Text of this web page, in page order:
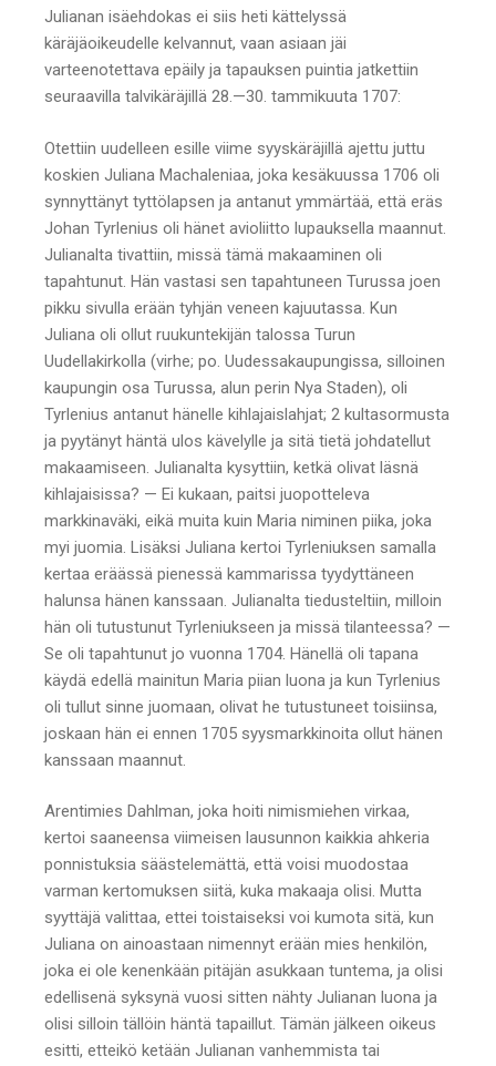
Julianan isäehdokas ei siis heti kättelyssä
käräjäoikeudelle kelvannut, vaan asiaan jäi
varteenotettava epäily ja tapauksen puintia jatkettiin
seuraavilla talvikäräjillä 28.—30. tammikuuta 1707:
Otettiin uudelleen esille viime syyskäräjillä ajettu juttu
koskien Juliana Machaleniaa, joka kesäkuussa 1706 oli
synnyttänyt tyttölapsen ja antanut ymmärtää, että eräs
Johan Tyrlenius oli hänet avioliitto lupauksella maannut.
Julianalta tivattiin, missä tämä makaaminen oli
tapahtunut. Hän vastasi sen tapahtuneen Turussa joen
pikku sivulla erään tyhjän veneen kajuutassa. Kun
Juliana oli ollut ruukuntekijän talossa Turun
Uudellakirkolla (virhe; po. Uudessakaupungissa, silloinen
kaupungin osa Turussa, alun perin Nya Staden), oli
Tyrlenius antanut hänelle kihlajaislahjat; 2 kultasormusta
ja pyytänyt häntä ulos kävelylle ja sitä tietä johdatellut
makaamiseen. Julianalta kysyttiin, ketkä olivat läsnä
kihlajaisissa? — Ei kukaan, paitsi juopotteleva
markkinaväki, eikä muita kuin Maria niminen piika, joka
myi juomia. Lisäksi Juliana kertoi Tyrleniuksen samalla
kertaa eräässä pienessä kammarissa tyydyttäneen
halunsa hänen kanssaan. Julianalta tiedusteltiin, milloin
hän oli tutustunut Tyrleniukseen ja missä tilanteessa? —
Se oli tapahtunut jo vuonna 1704. Hänellä oli tapana
käydä edellä mainitun Maria piian luona ja kun Tyrlenius
oli tullut sinne juomaan, olivat he tutustuneet toisiinsa,
joskaan hän ei ennen 1705 syysmarkkinoita ollut hänen
kanssaan maannut.
Arentimies Dahlman, joka hoiti nimismiehen virkaa,
kertoi saaneensa viimeisen lausunnon kaikkia ahkeria
ponnistuksia säästelemättä, että voisi muodostaa
varman kertomuksen siitä, kuka makaaja olisi. Mutta
syyttäjä valittaa, ettei toistaiseksi voi kumota sitä, kun
Juliana on ainoastaan nimennyt erään mies henkilön,
joka ei ole kenenkään pitäjän asukkaan tuntema, ja olisi
edellisenä syksynä vuosi sitten nähty Julianan luona ja
olisi silloin tällöin häntä tapaillut. Tämän jälkeen oikeus
esitti, etteikö ketään Julianan vanhemmista tai